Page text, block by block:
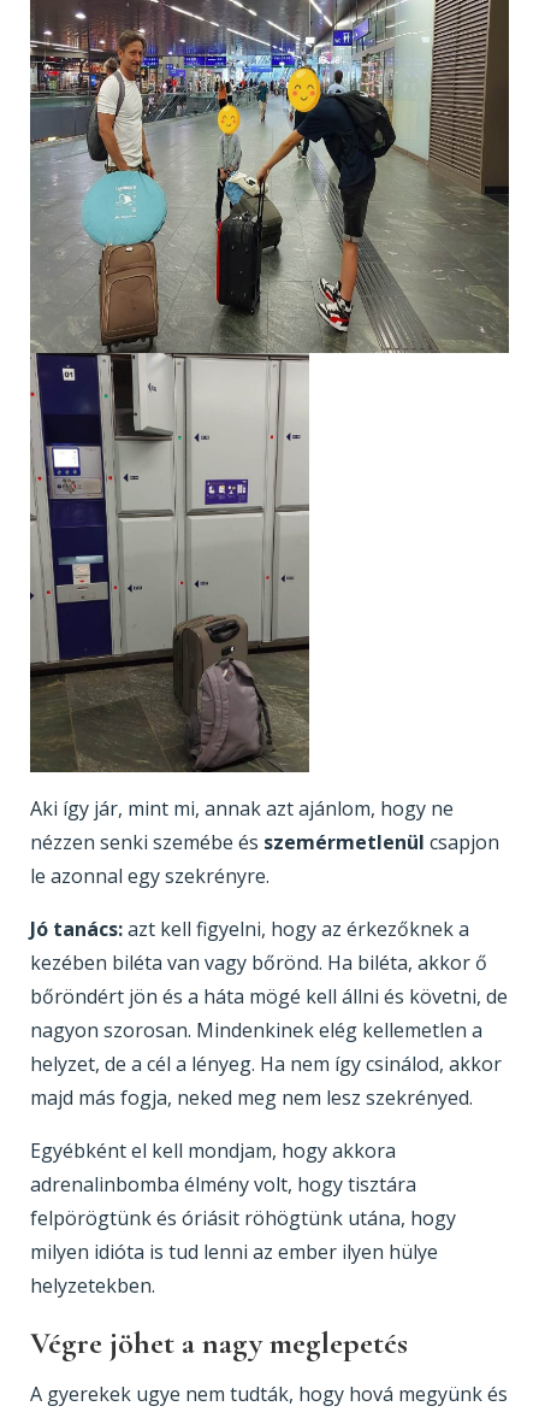
Aki így jár, mint mi, annak azt ajánlom, hogy ne
nézzen senki szemébe és szemérmetlenül csapjon
le azonnal egy szekrényre.
Jó tanács:azt kell figyelni, hogy az érkezőknek a
kezében biléta van vagy bőrönd. Ha biléta, akkor ő
bőröndért jön és a háta mögé kell állni és követni, de
nagyon szorosan. Mindenkinek elég kellemetlen a
helyzet, de a cél a lényeg. Ha nem így csinálod, akkor
majd más fogja, neked meg nem lesz szekrényed.
Egyébként el kell mondjam, hogy akkora
adrenalinbomba élmény volt, hogy tisztára
felpörögtünk és óriásit röhögtünk utána, hogy
milyen idióta is tud lenni az ember ilyen hülye
helyzetekben.
Végre jöhet a nagy meglepetés
A gyerekek ugye nem tudták, hogy hová megyünk és